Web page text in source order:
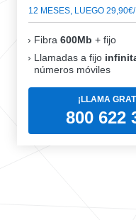
12 MESES, LUEGO
Fibra 600Mb + fijo
Llamadas a fijo
números móviles
¡LLAMA
800 622